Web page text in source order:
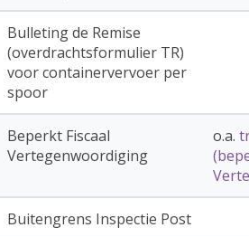
Bulleting de Remise
(overdrachtsformulier TR)
voor containervervoer per
spoor
Beperkt Fiscaal
Vertegenwoordiging
o.a.
Buitengrens Inspectie Post